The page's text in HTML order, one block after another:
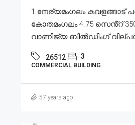
1.നേര്യമംഗലം കവളങ്ങാട്
കോതമംഗലം 4.75 സെൻ്റ്
വാണിജ്യ ബിൽഡിംഗ്
26512 3
COMMERCIAL BUILDING
57 years ago